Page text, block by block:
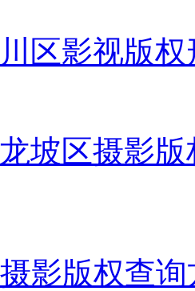
区影视版
坡区摄影
影版权查